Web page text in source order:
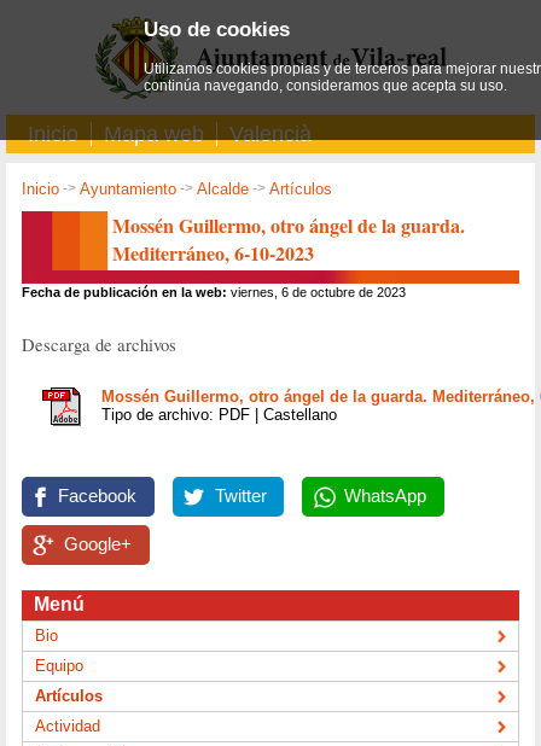
Inicio Mapa web Valencià
Inicio ->Ayuntamiento ->Alcalde ->Artículos
Mossén Guillermo, otro ángel de la guarda.
Mediterráneo, 6-10-2023
Fecha de publicación en la web: viernes, 6 de octubre de 2023
Descarga de archivos
Mossén Guillermo, otro ángel de la guarda. Mediterráneo,
Tipo de archivo: PDF | Castellano
Facebook Twitter WhatsApp
Google+
Menú
Bio
Equipo
Artículos
Actividad
Uso de cookies
Utilizamos cookies propias y de terceros para mejorar
continúa navegando, consideramos que acepta su uso.